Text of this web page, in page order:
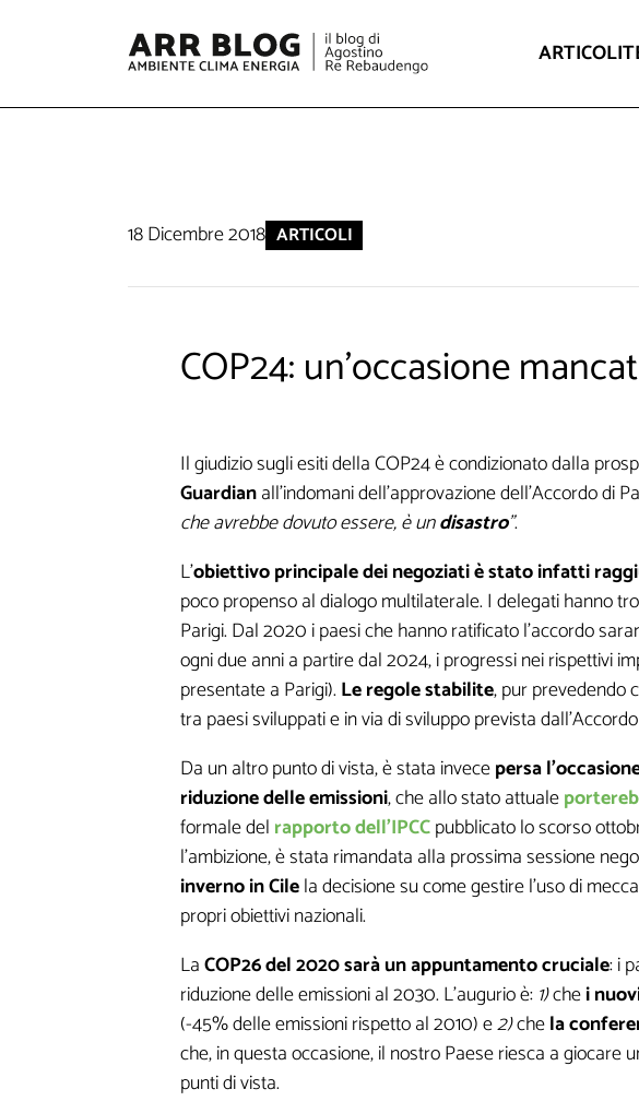
ARTICOLI
18 Dicembre 2018 ARTICOLI
COP24: un'occasione
Il giudizio sugli esiti della COP24 è condizionato dalla
Guardianall’indomani dell’approvazione dell’Accordo di
che avrebbe dovuto essere, è undisastro”.
L’obiettivo principale dei negoziati è stato infatti
poco propenso al dialogo multilaterale. I delegati hanno
Parigi. Dal 2020 i paesi che hanno ratificato l’accordo
ogni due anni a partire dal 2024, i progressi nei rispettivi
presentate a Parigi).Le regole stabilite, pur prevedendo
tra paesi sviluppati e in via di sviluppo prevista
Da un altro punto di vista, è stata invecepersa
riduzione delle emissioni, che allo stato attuale
formale del rapporto dell’IPCCpubblicato lo scorso
l’ambizione, è stata rimandata alla prossima sessione
inverno in Cilela decisione su come gestire l’uso di
propri obiettivi nazionali.
LaCOP26 del 2020 sarà un appuntamento cruciale: i
riduzione delle emissioni al 2030. L’augurio è: 1)chei
(-45% delle emissioni rispetto al 2010) e2)chela
che, in questa occasione, il nostro Paese riesca a
punti di vista.